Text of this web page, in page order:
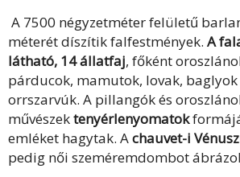
A 7500 négyzetméter felületű
méterét díszítik falfestmények. A
látható, 14 állatfaj, főként
párducok, mamutok, lovak, baglyok
orrszarvúk. A pillangók és
művészektenyérlenyomatok
emléket hagytak. Achauvet-i
pedig női szeméremdombot